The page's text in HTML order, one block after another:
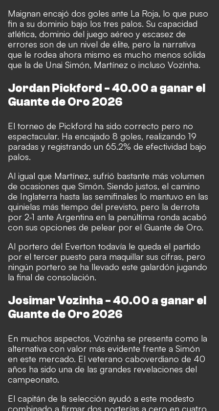
Maignan encajó dos goles ante La Roja, lo que puso
fin a su dominio bajo los tres palos. Su capacidad
atlética, dominio del juego aéreo y escasez de
errores son de un nivel de élite, pero la narrativa
que le rodea ahora mismo es mucho menos sólida
que la de Unai Simón, Martínez o incluso Vozinha.
Jordan Pickford - 40.00 a ganar el
Guante de Oro 2026
El torneo de Pickford ha sido correcto pero no
espectacular. Ha encajado 8 goles, realizando 19
paradas y registrando un 65.2% de efectividad bajo
palos.
Al igual que Martínez, sufrió bastante más volumen
de ocasiones que Simón. Siendo justos, el camino
de Inglaterra hasta las semifinales lo mantuvo en las
quinielas más tiempo del previsto, pero la derrota
por 2-1 ante Argentina en la penúltima ronda acabó
con sus opciones de pelear por el Guante de Oro.
Al portero del Everton todavía le queda el partido
por el tercer puesto para maquillar sus cifras, pero
ningún portero se ha llevado este galardón jugando
la final de consolación.
Josimar Vozinha - 40.00 a ganar el
Guante de Oro 2026
En muchos aspectos, Vozinha se presenta como la
alternativa con valor más evidente frente a Simón
en este mercado. El veterano caboverdiano de 40
años ha sido una de las grandes revelaciones del
campeonato.
El capitán de la selección ayudó a este modesto
combinado a firmar dos porterías a cero en cuatro